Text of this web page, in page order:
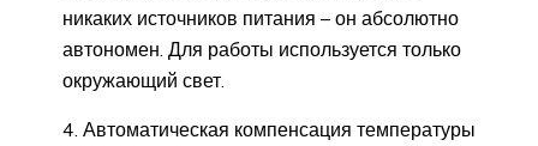
никаких источников питания – он абсолютно
автономен. Для работы используется только
окружающий свет.
4. Автоматическая компенсация температуры